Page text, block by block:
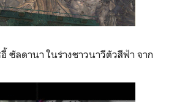
ซัลดานา ในร่างชาวนาวีตัวสีฟ้า จาก